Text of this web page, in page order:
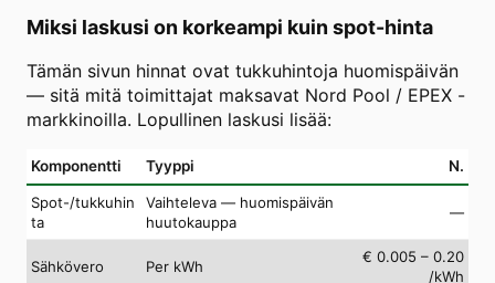
Miksi laskusi on korkeampi kuin spot-hinta
Tämän sivun hinnat ovat tukkuhintoja huomispäivän
— sitä mitä toimittajat maksavat Nord Pool / EPEX -
markkinoilla. Lopullinen laskusi lisää:
Komponentti Tyyppi N.
Spot-/tukkuhin
ta
Vaihteleva — huomispäivän
huutokauppa
—
Sähkövero Per kWh
€ 0.005 – 0.20
/kWh